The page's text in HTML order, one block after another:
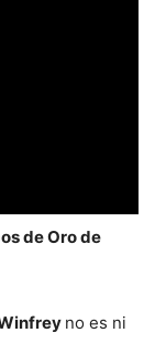
de Oro de
no es ni